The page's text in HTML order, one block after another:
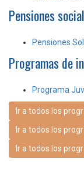
Pensiones
Pensiones
Programas de
Programa
Ir a todos los
Ir a todos los
Ir a todos los